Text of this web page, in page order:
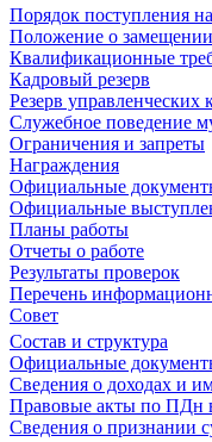
Порядок поступления
Положение о
Квалификационные
Кадровый резерв
Резерв управленческих
Служебное поведение
Ограничения и запреты
Награждения
Официальные
Официальные
Планы работы
Отчеты о работе
Результаты проверок
Перечень
Совет
Состав и структура
Официальные
Сведения о доходах и
Правовые акты по ПДн
Сведения о признании